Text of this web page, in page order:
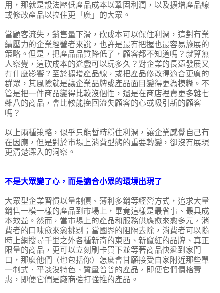
用，那就是設法壓低產品成本以鞏固利潤，以及擴增產品線
或修改產品以拉住更「廣」的大眾。
當顧客流失，銷售量下滑，砍成本可以保住利潤，這對有業
績壓力的企業經營者來說，也許是最有把握也最容易施展的
策略。但是，把產品品質降低了，顧客都不知道嗎？就算無
人察覺，這砍成本的遊戲可以玩多久？對企業的長遠發展又
有什麼影響？至於擴增產品線，或把產品修改得適合更廣的
群眾，其風險就是讓企業品牌或產品面目變得更為模糊。不
管是把一件商品變得比較沒個性，還是在商店裡賣更多雜七
雜八的商品，會比較能挽回流失顧客的心或吸引新的顧客
嗎？
以上兩種策略，似乎只能暫時穩住利潤，讓企業感覺自己有
在因應，但是對於市場上消費型態的重要轉變，卻沒有展現
更清楚深入的洞察。
不是大眾變了心，而是適合小眾的環境出現了
大眾型企業習慣以量制價、薄利多銷等經營方式，追求大量
銷售一模一樣的產品到市場上，畢竟這樣是最省事、最具成
本效益。然而，當市場上的產品和服務供應愈來愈多元，消
費者的口味愈來愈挑剔；當國界的阻隔去除，消費者可以隨
時上網搜尋千里之外各種新奇的東西、新竄紅的品牌、真正
限量的商品，更可以立刻刷卡買下並等著商品快遞到家門
口，那麼他們（也包括你）怎麼會甘願接受自家附近那些單
一制式、平淡沒特色、質量普普的產品，即便它們價格實
惠，即便它們是廠商強打強推的產品。